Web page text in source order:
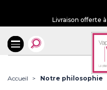
Livraison offerte
Accueil Notre philosophie